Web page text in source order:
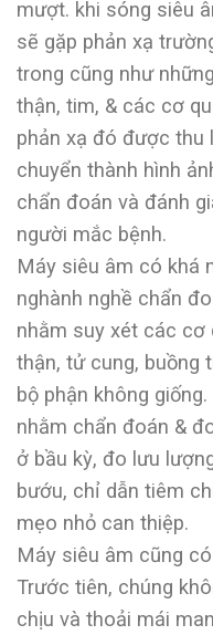
mượt. khi sóng siêu
sẽ gặp phản xạ
trong cũng như
thận, tim, & các cơ
phản xạ đó được thu
chuyển thành hình
chẩn đoán và đánh
người mắc bệnh.
Máy siêu âm có khá
nghành nghề chẩn
nhằm suy xét các cơ
thận, tử cung, buồng
bộ phận không
nhằm chẩn đoán &
ở bầu kỳ, đo lưu
bướu, chỉ dẫn tiêm
mẹo nhỏ can thiệp.
Máy siêu âm cũng
Trước tiên, chúng
chịu và thoải mái